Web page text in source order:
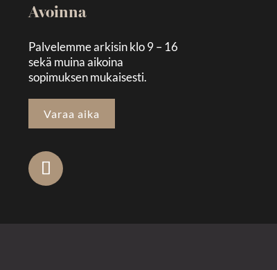
Avoinna
Palvelemme arkisin klo 9 – 16
sekä muina aikoina
sopimuksen mukaisesti.
Varaa aika